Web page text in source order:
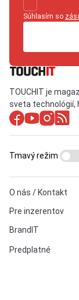
Súhlasím so
TOUCHIT je
sveta technológií,
O nás / Kontakt
Pre inzerentov
BrandIT
Predplatné
Tmavý režim